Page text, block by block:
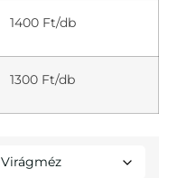
1400 Ft/db
1300 Ft/db